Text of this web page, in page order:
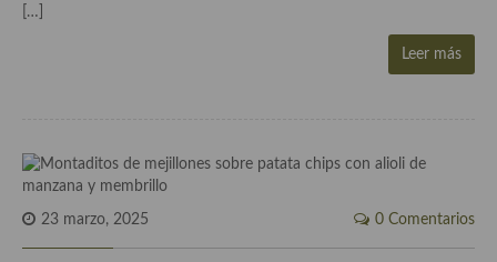
Arroces Y fideuás
Cuscús
[…]
Leer más
23 marzo, 2025 0 Comentarios